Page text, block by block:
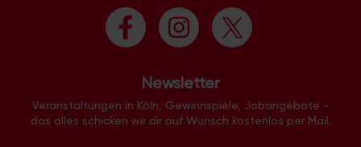
Newsletter
Veranstaltungen in Köln, Gewinnspiele, Jobangebote -
das alles schicken wir dir auf Wunsch kostenlos per Mail.